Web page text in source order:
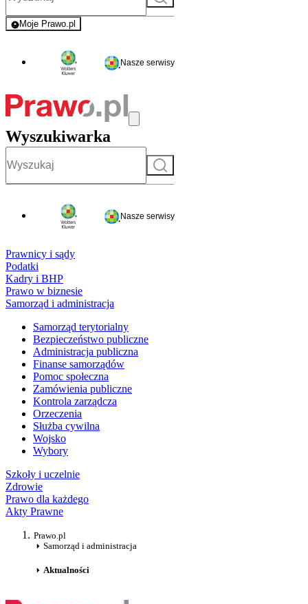
Moje Prawo.pl
- rejestracja i logowanie do serwisu
Nasze serwisy
Wyszukiwarka
Szukaj
Nasze serwisy
Prawnicy i sądy
Podatki
Kadry i BHP
Prawo w biznesie
Samorząd i administracja
Samorząd terytorialny
Bezpieczeństwo publiczne
Administracja publiczna
Finanse samorządów
Pomoc społeczna
Zamówienia publiczne
Kontrola zarządcza
Orzeczenia
Służba cywilna
Wojsko
Wybory
Szkoły i uczelnie
Zdrowie
Prawo dla każdego
Akty Prawne
Prawo.pl
Samorząd i administracja
Aktualności